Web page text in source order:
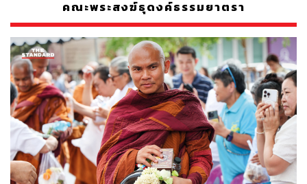
คณะพระสงฆ์ธุดงค์ธรรมยาตรา